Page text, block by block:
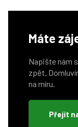
Máte
Napište nám
zpět.
na míru.
Přejít